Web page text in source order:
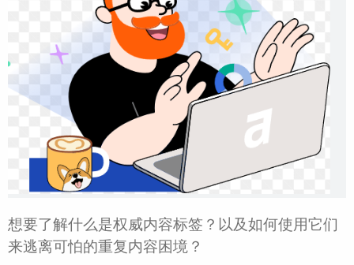
想要了解什么是权威内容标签？以及如何使用它们
来逃离可怕的重复内容困境？